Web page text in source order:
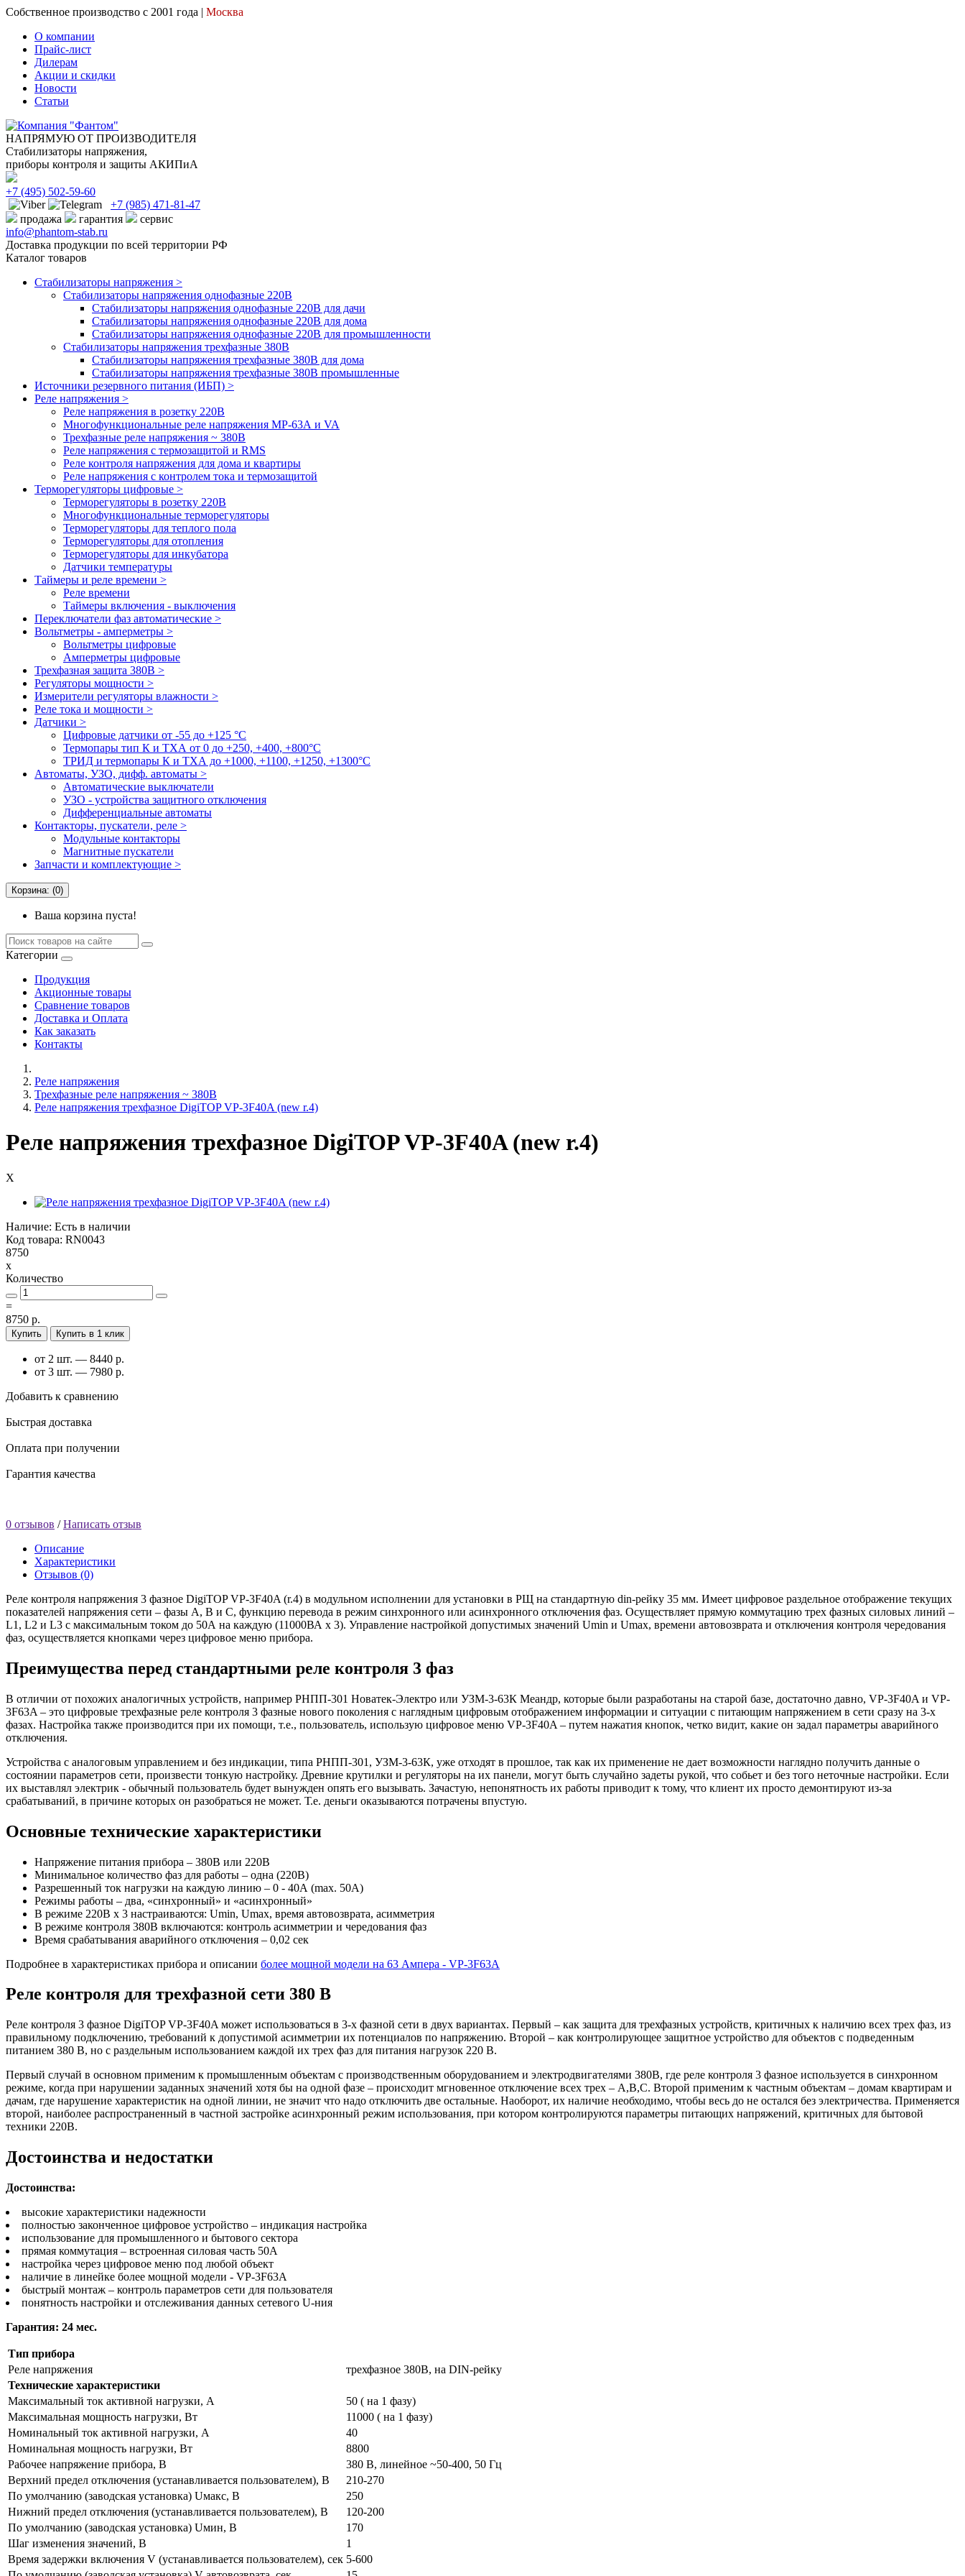
Собственное производство с 2001 года | Москва
О компании
Прайс-лист
Дилерам
Акции и скидки
Новости
Статьи
НАПРЯМУЮ ОТ ПРОИЗВОДИТЕЛЯ
Стабилизаторы напряжения,
приборы контроля и защиты АКИПиА
+7 (495) 502-59-60
+7 (985) 471-81-47
продажа
гарантия
сервис
info@phantom-stab.ru
Доставка продукции по всей территории РФ
Каталог товаров
Стабилизаторы напряжения >
Cтабилизаторы напряжения однофазные 220В
Стабилизаторы напряжения однофазные 220В для дачи
Стабилизаторы напряжения однофазные 220В для дома
Стабилизаторы напряжения однофазные 220В для промышленности
Стабилизаторы напряжения трехфазные 380В
Cтабилизаторы напряжения трехфазные 380В для дома
Стабилизаторы напряжения трехфазные 380В промышленные
Источники резервного питания (ИБП) >
Реле напряжения >
Реле напряжения в розетку 220В
Многофункциональные реле напряжения МР-63А и VA
Трехфазные реле напряжения ~ 380В
Реле напряжения с термозащитой и RMS
Реле контроля напряжения для дома и квартиры
Реле напряжения с контролем тока и термозащитой
Терморегуляторы цифровые >
Терморегуляторы в розетку 220В
Многофункциональные терморегуляторы
Терморегуляторы для теплого пола
Терморегуляторы для отопления
Терморегуляторы для инкубатора
Датчики температуры
Таймеры и реле времени >
Реле времени
Таймеры включения - выключения
Переключатели фаз автоматические >
Вольтметры - амперметры >
Вольтметры цифровые
Амперметры цифровые
Трехфазная защита 380В >
Регуляторы мощности >
Измерители регуляторы влажности >
Реле тока и мощности >
Датчики >
Цифровые датчики от -55 до +125 °С
Термопары тип К и ТХА от 0 до +250, +400, +800°C
ТРИД и термопары К и ТХА до +1000, +1100, +1250, +1300°C
Автоматы, УЗО, дифф. автоматы >
Автоматические выключатели
УЗО - устройства защитного отключения
Дифференциальные автоматы
Контакторы, пускатели, реле >
Модульные контакторы
Магнитные пускатели
Запчасти и комплектующие >
Корзина: (0)
Ваша корзина пуста!
Категории
Продукция
Акционные товары
Сравнение товаров
Доставка и Оплата
Как заказать
Контакты
Реле напряжения
Трехфазные реле напряжения ~ 380В
Реле напряжения трехфазное DigiTOP VP-3F40A (new r.4)
Реле напряжения трехфазное DigiTOP VP-3F40A (new r.4)
X
Наличие: Есть в наличии
Код товара: RN0043
8750
x
Количество
=
8750 р.
Купить Купить в 1 клик
от 2 шт. — 8440 р.
от 3 шт. — 7980 р.
Добавить к сравнению
Быстрая доставка
Оплата при получении
Гарантия качества
0 отзывов /Написать отзыв
Описание
Характеристики
Отзывов (0)
Реле контроля напряжения 3 фазное DigiTOP VP-3F40A (r.4) в модульном исполнении для установки в РЩ на стандартную din-рейку 35 мм. Имеет цифровое раздельное отображение текущих
показателей напряжения сети – фазы А, В и С, функцию перевода в режим синхронного или асинхронного отключения фаз. Осуществляет прямую коммутацию трех фазных силовых линий –
L1, L2 и L3 с максимальным током до 50А на каждую (11000ВА х 3). Управление настройкой допустимых значений Umin и Umax, времени автовозврата и отключения контроля чередования
фаз, осуществляется кнопками через цифровое меню прибора.
Преимущества перед стандартными реле контроля 3 фаз
В отличии от похожих аналогичных устройств, например РНПП-301 Новатек-Электро или УЗМ-3-63К Меандр, которые были разработаны на старой базе, достаточно давно, VP-3F40A и VP-
3F63A – это цифровые трехфазные реле контроля 3 фазные нового поколения с наглядным цифровым отображением информации и ситуации с питающим напряжением в сети сразу на 3-х
фазах. Настройка также производится при их помощи, т.е., пользователь, использую цифровое меню VP-3F40A – путем нажатия кнопок, четко видит, какие он задал параметры аварийного
отключения.
Устройства с аналоговым управлением и без индикации, типа РНПП-301, УЗМ-3-63К, уже отходят в прошлое, так как их применение не дает возможности наглядно получить данные о
состоянии параметров сети, произвести тонкую настройку. Древние крутилки и регуляторы на их панели, могут быть случайно задеты рукой, что собьет и без того неточные настройки. Если
их выставлял электрик - обычный пользователь будет вынужден опять его вызывать. Зачастую, непонятность их работы приводит к тому, что клиент их просто демонтируют из-за
срабатываний, в причине которых он разобраться не может. Т.е. деньги оказываются потрачены впустую.
Основные технические характеристики
Напряжение питания прибора – 380В или 220В
Минимальное количество фаз для работы – одна (220В)
Разрешенный ток нагрузки на каждую линию – 0 - 40А (max. 50А)
Режимы работы – два, «синхронный» и «асинхронный»
В режиме 220В х 3 настраиваются: Umin, Umax, время автовозврата, асимметрия
В режиме контроля 380В включаются: контроль асимметрии и чередования фаз
Время срабатывания аварийного отключения – 0,02 сек
Подробнее в характеристиках прибора и описании более мощной модели на 63 Ампера - VP-3F63A
Реле контроля для трехфазной сети 380 В
Реле контроля 3 фазное DigiTOP VP-3F40A может использоваться в 3-х фазной сети в двух вариантах. Первый – как защита для трехфазных устройств, критичных к наличию всех трех фаз, из
правильному подключению, требований к допустимой асимметрии их потенциалов по напряжению. Второй – как контролирующее защитное устройство для объектов с подведенным
питанием 380 В, но с раздельным использованием каждой их трех фаз для питания нагрузок 220 В.
Первый случай в основном применим к промышленным объектам с производственным оборудованием и электродвигателями 380В, где реле контроля 3 фазное используется в синхронном
режиме, когда при нарушении заданных значений хотя бы на одной фазе – происходит мгновенное отключение всех трех – А,В,С. Второй применим к частным объектам – домам квартирам и
дачам, где нарушение характеристик на одной линии, не значит что надо отключить две остальные. Наоборот, их наличие необходимо, чтобы весь до не остался без электричества. Применяется
второй, наиболее распространенный в частной застройке асинхронный режим использования, при котором контролируются параметры питающих напряжений, критичных для бытовой
техники 220В.
Достоинства и недостатки
Достоинства:
высокие характеристики надежности
полностью законченное цифровое устройство – индикация настройка
использование для промышленного и бытового сектора
прямая коммутация – встроенная силовая часть 50А
настройка через цифровое меню под любой объект
наличие в линейке более мощной модели - VP-3F63A
быстрый монтаж – контроль параметров сети для пользователя
понятность настройки и отслеживания данных сетевого U-ния
Гарантия: 24 мес.
Тип прибора
Реле напряжения
трехфазное 380В, на DIN-рейку
Технические характеристики
Максимальный ток активной нагрузки, А
50 ( на 1 фазу)
Максимальная мощность нагрузки, Вт
11000 ( на 1 фазу)
Номинальный ток активной нагрузки, А
40
Номинальная мощность нагрузки, Вт
8800
Рабочее напряжение прибора, В
380 В, линейное ~50-400, 50 Гц
Верхний предел отключения (устанавливается пользователем), В
210-270
По умолчанию (заводская установка) Uмакс, В
250
Нижний предел отключения (устанавливается пользователем), В
120-200
По умолчанию (заводская установка) Uмин, В
170
Шаг изменения значений, В
1
Время задержки включения V (устанавливается пользователем), сек 5-600